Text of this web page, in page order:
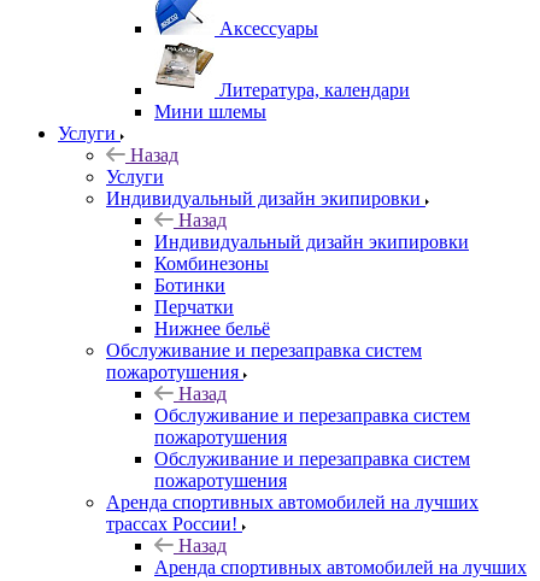
Аксессуары
Литература, календари
Мини шлемы
Услуги
Назад
Услуги
Индивидуальный дизайн экипировки
Назад
Индивидуальный дизайн экипировки
Комбинезоны
Ботинки
Перчатки
Нижнее бельё
Обслуживание и перезаправка систем
пожаротушения
Назад
Обслуживание и перезаправка систем
пожаротушения
Обслуживание и перезаправка систем
пожаротушения
Аренда спортивных автомобилей на лучших
трассах России!
Назад
Аренда спортивных автомобилей на лучших